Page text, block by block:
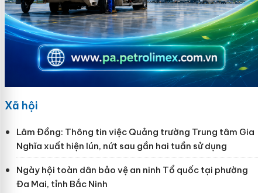
Xã hội
Lâm Đồng: Thông tin việc Quảng trường Trung tâm Gia
Nghĩa xuất hiện lún, nứt sau gần hai tuần sử dụng
Ngày hội toàn dân bảo vệ an ninh Tổ quốc tại phường
Đa Mai, tỉnh Bắc Ninh